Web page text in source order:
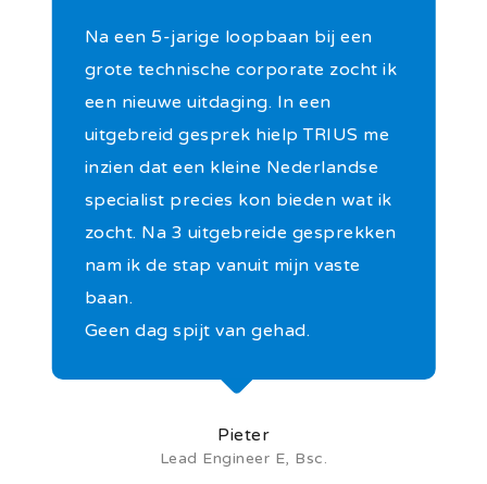
Na een 5-jarige loopbaan bij een
grote technische corporate zocht ik
een nieuwe uitdaging. In een
uitgebreid gesprek hielp TRIUS me
inzien dat een kleine Nederlandse
specialist precies kon bieden wat ik
zocht. Na 3 uitgebreide gesprekken
nam ik de stap vanuit mijn vaste
baan.
Geen dag spijt van gehad.
Pieter
Lead Engineer E, Bsc.